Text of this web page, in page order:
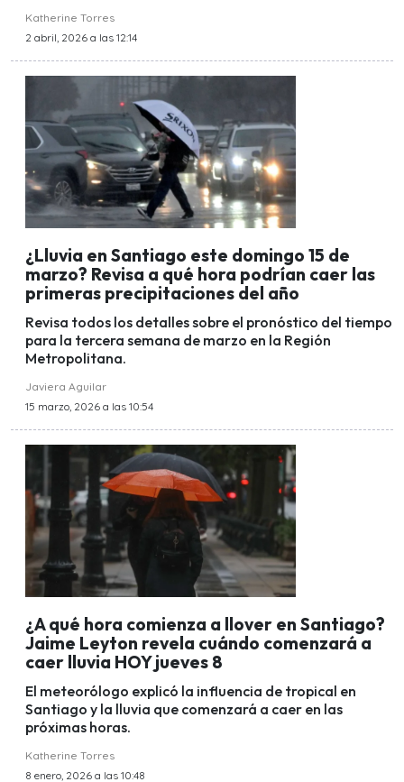
Katherine Torres
2 abril, 2026 a las 12:14
¿Lluvia en Santiago este domingo 15 de
marzo? Revisa a qué hora podrían caer las
primeras precipitaciones del año
Revisa todos los detalles sobre el pronóstico del tiempo
para la tercera semana de marzo en la Región
Metropolitana.
Javiera Aguilar
15 marzo, 2026 a las 10:54
¿A qué hora comienza a llover en Santiago?
Jaime Leyton revela cuándo comenzará a
caer lluvia HOY jueves 8
El meteorólogo explicó la influencia de tropical en
Santiago y la lluvia que comenzará a caer en las
próximas horas.
Katherine Torres
8 enero, 2026 a las 10:48